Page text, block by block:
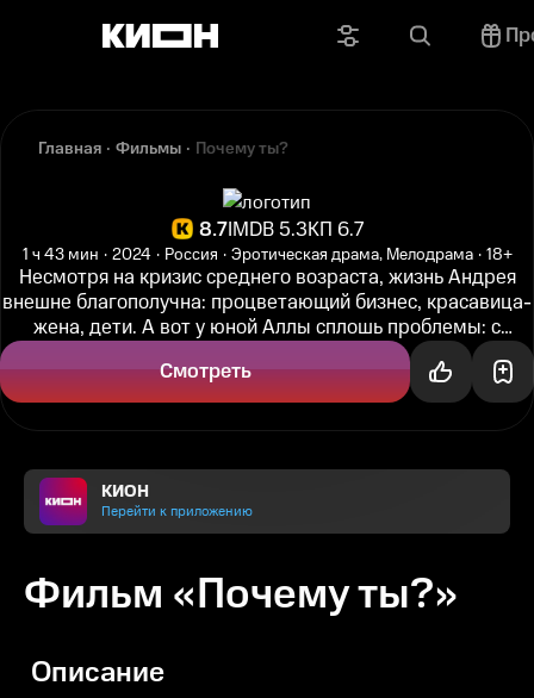
Главная Фильмы Почему ты?
8.7IMDB 5.3КП 6.7
1 ч 43 мин 2024 Россия Эротическая драма, Мелодрама 18+
Несмотря на кризис среднего возраста, жизнь Андрея
внешне благополучна: процветающий бизнес, красавица-
жена, дети. А вот у юной Аллы сплошь проблемы: с
Смотреть
КИОН
Перейти к приложению
Фильм «Почему ты?»
Описание